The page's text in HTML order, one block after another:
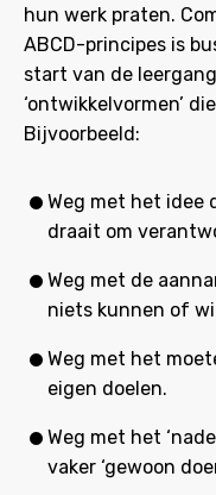
hun werk praten.
ABCD-principes is
start van de
‘ontwikkelvormen’
Bijvoorbeeld:
Weg met het idee
draait om
Weg met de
niets kunnen of
Weg met het
eigen doelen.
Weg met het
vaker ‘gewoon